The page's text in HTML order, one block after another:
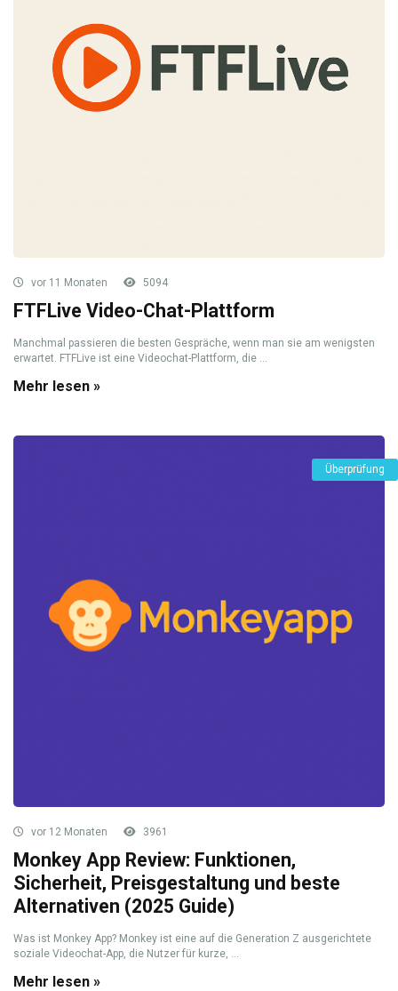
vor 11 Monaten 5094
FTFLive Video-Chat-Plattform
Manchmal passieren die besten Gespräche, wenn man sie am wenigsten
erwartet. FTFLive ist eine Videochat-Plattform, die ...
Mehr lesen »
Überprüfung
vor 12 Monaten 3961
Monkey App Review: Funktionen,
Sicherheit, Preisgestaltung und beste
Alternativen (2025 Guide)
Was ist Monkey App? Monkey ist eine auf die Generation Z ausgerichtete
soziale Videochat-App, die Nutzer für kurze, ...
Mehr lesen »